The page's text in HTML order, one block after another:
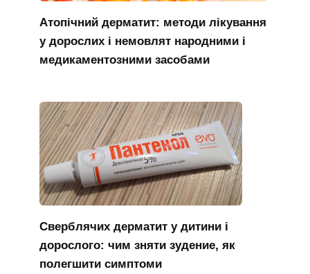
Атопічний дерматит: методи лікування
у дорослих і немовлят народними і
медикаментозними засобами
Сверблячих дерматит у дитини і
дорослого: чим зняти зудение, як
полегшити симптоми